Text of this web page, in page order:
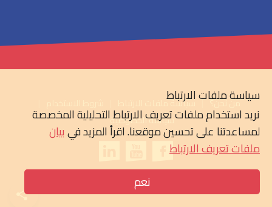
سياسة ملفات الارتباط
نريد استخدام ملفات تعريف الارتباط التحليلية المخصصة
لمساعدتنا على تحسين موقعنا. اقرأ المزيد فيبيان
ملفات تعريف الارتباط
نعم
من نحن؟ سياسة ملفات الارتباط
سياسة الخصوصية